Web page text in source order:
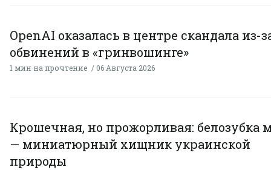
OpenAI оказалась в центре скандала из-
обвинений в «гринвошинге»
1 мин на прочтение 06 Августа 2026
Крошечная, но прожорливая: белозубка
— миниатюрный хищник украинской
природы